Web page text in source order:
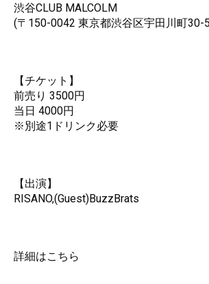
渋谷CLUB MALCOLM
(〒150-0042 東京都渋谷区宇田川町30-
【チケット】
前売り 3500円
当日 4000円
※別途1ドリンク必要
【出演】
RISANO,(Guest)BuzzBrats
詳細はこちら